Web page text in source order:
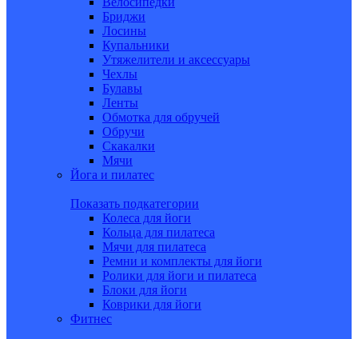
Бриджи
Лосины
Купальники
Утяжелители и аксессуары
Чехлы
Булавы
Ленты
Обмотка для обручей
Обручи
Скакалки
Мячи
Йога и пилатес
Показать подкатегории
Колеса для йоги
Кольца для пилатеса
Мячи для пилатеса
Ремни и комплекты для йоги
Ролики для йоги и пилатеса
Блоки для йоги
Коврики для йоги
Фитнес